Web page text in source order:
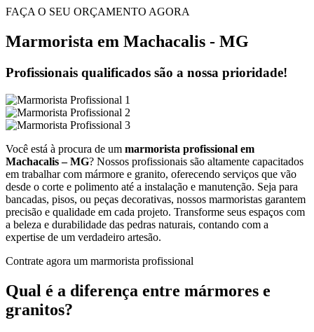
FAÇA O SEU ORÇAMENTO AGORA
Marmorista em Machacalis - MG
Profissionais qualificados são a nossa prioridade!
Você está à procura de um marmorista profissional em
Machacalis – MG? Nossos profissionais são altamente capacitados
em trabalhar com mármore e granito, oferecendo serviços que vão
desde o corte e polimento até a instalação e manutenção. Seja para
bancadas, pisos, ou peças decorativas, nossos marmoristas garantem
precisão e qualidade em cada projeto. Transforme seus espaços com
a beleza e durabilidade das pedras naturais, contando com a
expertise de um verdadeiro artesão.
Contrate agora um marmorista profissional
Qual é a diferença entre mármores e
granitos?